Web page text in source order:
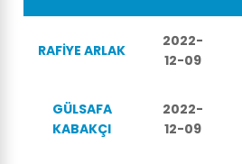
RAFİYE ARLAK
2022-
12-09
GÜLSAFA
KABAKÇI
2022-
12-09